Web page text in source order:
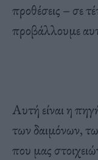
προθέσεις – σε
προβάλλουμε
Αυτή είναι η
των δαιμόνων,
που μας